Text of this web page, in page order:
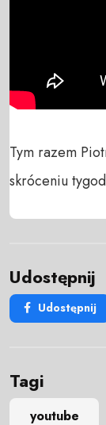
Tym razem
skróceniu
Udostępnij
Udostępnij
Tagi
youtube